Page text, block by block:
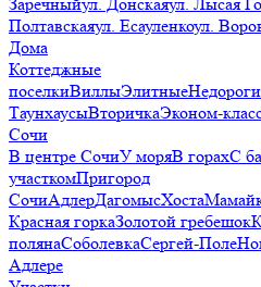
Полтавскаяул. Есауленкоул.
Дома
Коттеджные
поселкиВиллыЭлитные
ТаунхаусыВторичкаЭконом-
Сочи
В центре СочиУ моряВ горахС
участкомПригород
СочиАдлерДагомысХоста
Красная горкаЗолотой гребешок
полянаСоболевкаСергей-Поле
Адлере